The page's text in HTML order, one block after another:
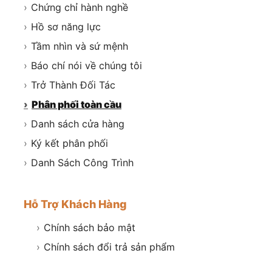
› Chứng chỉ hành nghề
› Hồ sơ năng lực
› Tầm nhìn và sứ mệnh
› Báo chí nói về chúng tôi
› Trở Thành Đối Tác
› Phân phối toàn cầu
› Danh sách cửa hàng
› Ký kết phân phối
› Danh Sách Công Trình
Hỗ Trợ Khách Hàng
› Chính sách bảo mật
› Chính sách đổi trả sản phẩm